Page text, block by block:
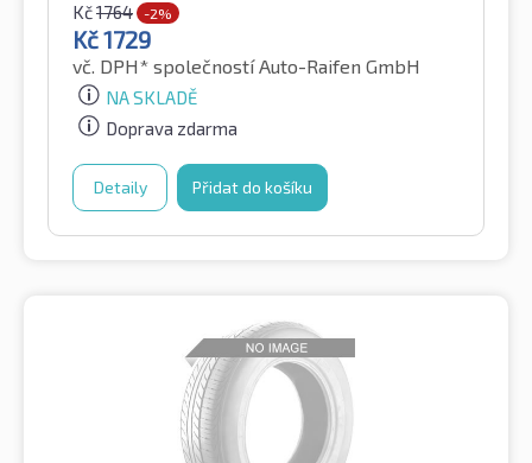
Kč1764 -2%
Kč1729
vč. DPH* společností Auto-Raifen GmbH
NA SKLADĚ
Doprava zdarma
Detaily Přidat do košíku